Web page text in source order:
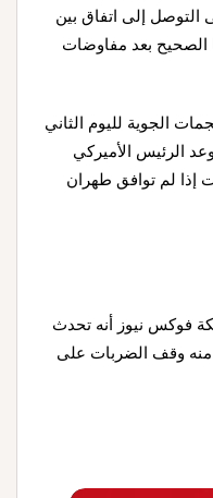
التوصل إلى اتفاق بين
الصحيح بعد مفاوضات
الجوية لليوم الثاني
الرئيس الأميركي
إذا لم توافق طهران
فوكس نيوز أنه تحدث
منه وقف الضربات على